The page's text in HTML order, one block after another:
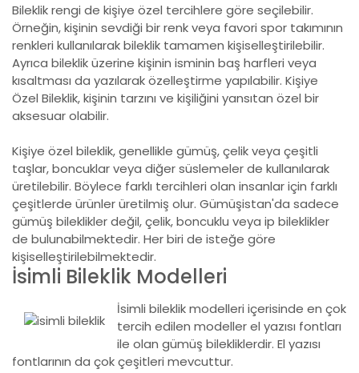
Bileklik rengi de kişiye özel tercihlere göre seçilebilir.
Örneğin, kişinin sevdiği bir renk veya favori spor takımının
renkleri kullanılarak bileklik tamamen kişiselleştirilebilir.
Ayrıca bileklik üzerine kişinin isminin baş harfleri veya
kısaltması da yazılarak özelleştirme yapılabilir. Kişiye
Özel Bileklik, kişinin tarzını ve kişiliğini yansıtan özel bir
aksesuar olabilir.
Kişiye özel bileklik, genellikle gümüş, çelik veya çeşitli
taşlar, boncuklar veya diğer süslemeler de kullanılarak
üretilebilir. Böylece farklı tercihleri olan insanlar için farklı
çeşitlerde ürünler üretilmiş olur. Gümüşistan'da sadece
gümüş bileklikler değil, çelik, boncuklu veya ip bileklikler
de bulunabilmektedir. Her biri de isteğe göre
kişiselleştirilebilmektedir.
İsimli Bileklik Modelleri
İsimli bileklik modelleri içerisinde en çok
tercih edilen modeller el yazısı fontları
ile olan gümüş bilekliklerdir. El yazısı
fontlarının da çok çeşitleri mevcuttur.